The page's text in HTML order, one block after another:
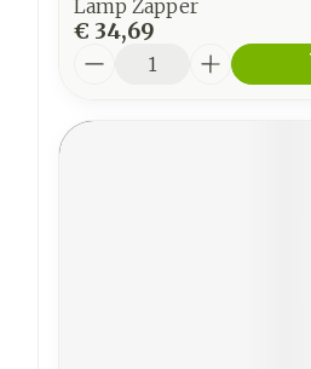
Lamp Zapper
€ 34,69